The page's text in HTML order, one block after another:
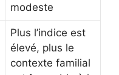
modeste
Plus l’indice est
élevé, plus le
contexte familial